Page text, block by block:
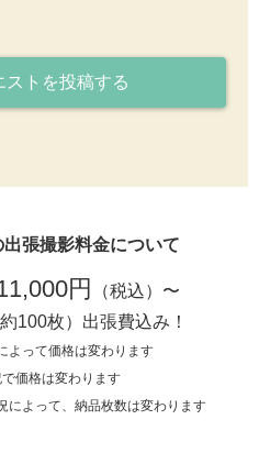
ストを投稿する
張撮影料金について
円
（税込）〜
100枚）出張費込み！
よって価格は変わります
価格は変わります
よって、納品枚数は変わります